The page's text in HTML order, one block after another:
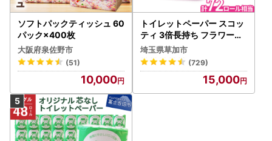
ソフトパックティッシュ 60
パック×400枚
大阪府泉佐野市
(51)
10,000
トイレットペーパー スコッ
ティ 3倍長持ち フラワーパ
ック 4ロール×6P
埼玉県草加市
(729)
15,000